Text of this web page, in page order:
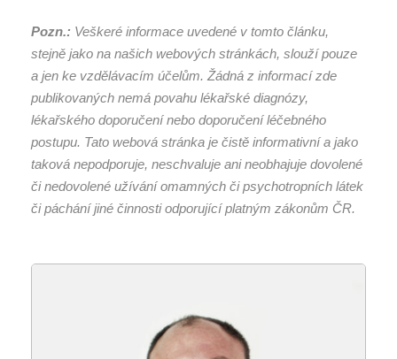
Pozn.: Veškeré informace uvedené v tomto článku,
stejně jako na našich webových stránkách, slouží pouze
a jen ke vzdělávacím účelům. Žádná z informací zde
publikovaných nemá povahu lékařské diagnózy,
lékařského doporučení nebo doporučení léčebného
postupu. Tato webová stránka je čistě informativní a jako
taková nepodporuje, neschvaluje ani neobhajuje dovolené
či nedovolené užívání omamných či psychotropních látek
či páchání jiné činnosti odporující platným zákonům ČR.